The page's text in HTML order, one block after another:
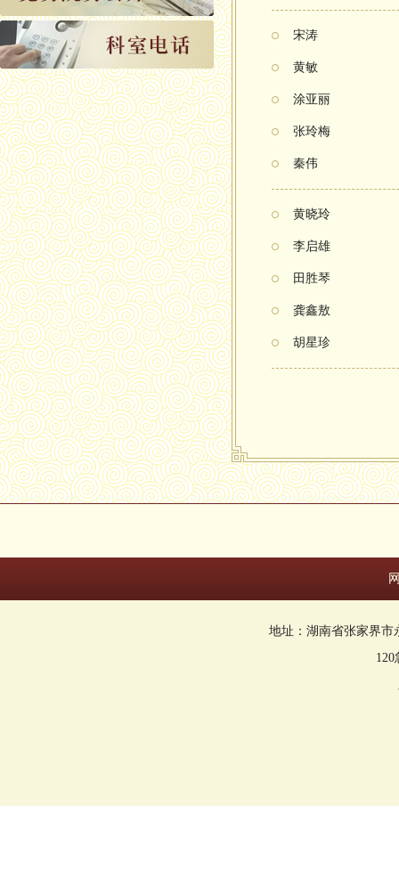
宋涛
黄敏
涂亚丽
张玲梅
秦伟
黄晓玲
李启雄
田胜琴
龚鑫敖
胡星珍
地址：湖南省张家界市
120